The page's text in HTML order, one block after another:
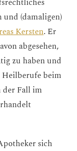
und (damaligen)
Kersten. Er
abgesehen,
zu haben und
beim
Fall im
sich